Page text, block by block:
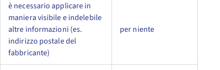
è necessario applicare in
maniera visibile e indelebile
altre informazioni (es.
indirizzo postale del
fabbricante)
per niente